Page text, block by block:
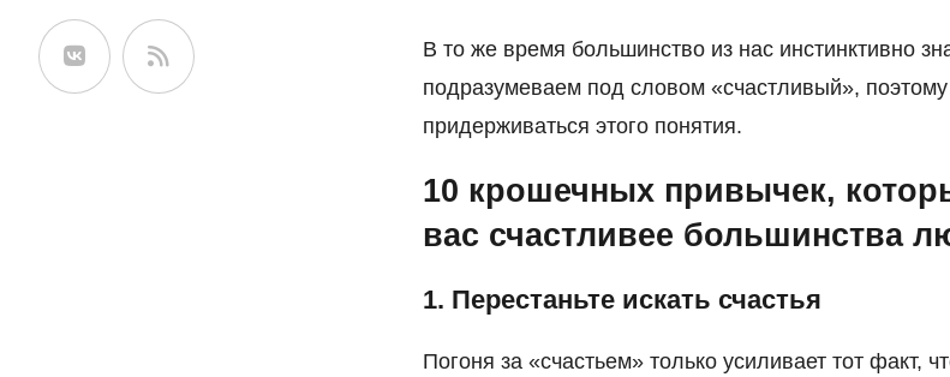
сайте
В то же время большинство из нас инстинктивно
подразумеваем под словом «счастливый», поэтому
придерживаться этого понятия.
10 крошечных привычек,
вас счастливее большинства
1. Перестаньте искать счастья
Погоня за «счастьем» только усиливает тот факт,